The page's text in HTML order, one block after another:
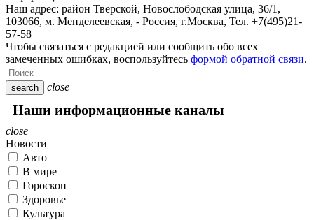
Наш адрес: район Тверской, Новослободская улица, 36/1 ,
103066, м. Менделеевская, - Россия, г.Москва, Тел. +7(495)21-
57-58
Чтобы связаться с редакцией или сообщить обо всех
замеченных ошибках, воспользуйтесь формой обратной связи.
search close
Наши информационные каналы
close
Новости
Авто
В мире
Гороскоп
Здоровье
Культура